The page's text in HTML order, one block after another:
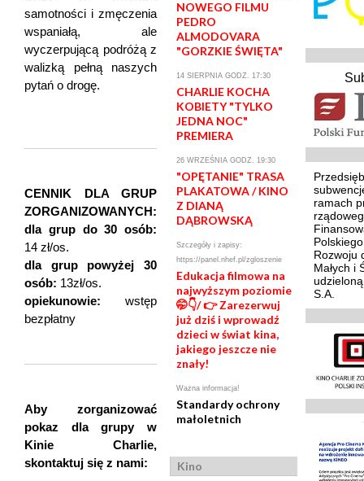
samotności i zmęczenia
wspaniałą, ale
wyczerpującą podróżą z
walizką pełną naszych
pytań o drogę.
CENNIK DLA GRUP
ZORGANIZOWANYCH:
dla grup do 30 osób:
14 zł/os.
dla grup powyżej 30
osób: 13zł/os.
opiekunowie: wstęp
bezpłatny
Aby zorganizować
pokaz dla grupy w
Kinie Charlie,
skontaktuj się z nami:
NOWEGO FILMU
PEDRO
ALMODOVARA
"GORZKIE ŚWIĘTA"
14 SIERPNIA GODZ. 17:30
CHARLIE KOCHA
KOBIETY "TYLKO
JEDNA NOC"
PREMIERA
26 WRZEŚNIA GODZ. 19:30
"OPĘTANIE" TRASA
PLAKATOWA / KINO
Z DIANĄ
DĄBROWSKĄ
Szczegóły i zapisy:
https://panel.nhef.pl/zgloszenie
Edukacja filmowa na
najwyższym poziomie
🤭👇/ 👉 Zarezerwuj
już dziś i wprowadź
dzieci w świat kina,
jakiego jeszcze nie
znały!
Ważna informacja!
Standardy ochrony
małoletnich
Kino
ramach
Rozwoju
Małych i
S.A.